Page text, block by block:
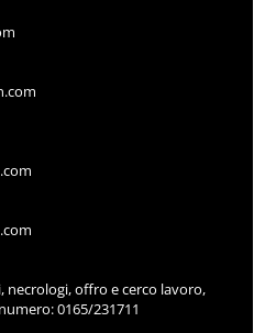
necrologi, offro e cerco lavoro,
0165/231711